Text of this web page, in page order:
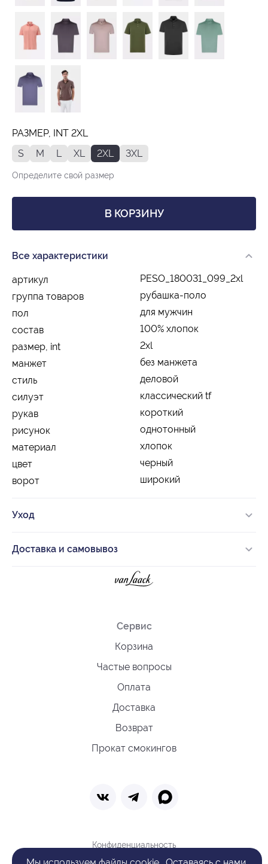
РАЗМЕР, INT 2XL
S
M L XL 2XL 3XL
Определите свой размер
В КОРЗИНУ
Все характеристики
артикул
PESO_180031_099_2xl
группа товаров
рубашка-поло
пол
для мужчин
состав
100% хлопок
размер, int
2xl
манжет
без манжета
стиль
деловой
силуэт
классический tf
рукав
короткий
рисунок
однотонный
материал
хлопок
цвет
черный
ворот
широкий
Уход
Доставка и самовывоз
Сервис
Корзина
Частые вопросы
Оплата
Доставка
Возврат
Прокат смокингов
Конфиденциальность
Политика обработки cookie